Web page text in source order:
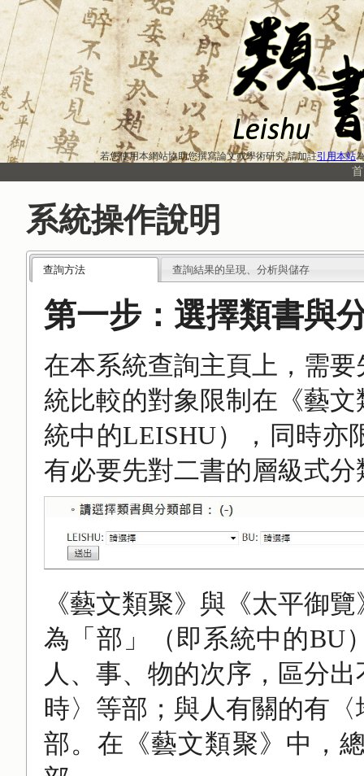
若您使用本網站協助您撰寫論文或學術研究,請加註引用本站
系統操作說明
查詢方法 查詢結果的呈現、分析與儲存
第一步：選擇類書與
在本系統查詢主頁上，需
統比較的對象限制在《藝
統中的LEISHU），同時亦
有必要先對二書的層級式
《藝文類聚》與《太平御
為「部」（即系統中的BU
人、事、物的次序，區分
時〉等部；與人有關的有
部。在《藝文類聚》中，